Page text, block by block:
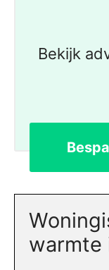
Bekijk
warmte